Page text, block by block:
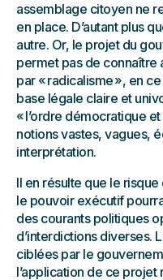
assemblage citoyen ne
en place. D’autant plus
autre. Or, le projet du
permet pas de connaître
par « radicalisme », en
base légale claire et
« l’ordre démocratique
notions vastes, vagues,
interprétation.
Il en résulte que le risque
le pouvoir exécutif
des courants politiques
d’interdictions diverses.
ciblées par le
l’application de ce